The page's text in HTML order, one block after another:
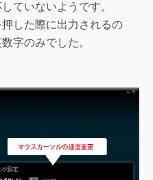
ていないようです。
した際に出力されるの
字のみでした。